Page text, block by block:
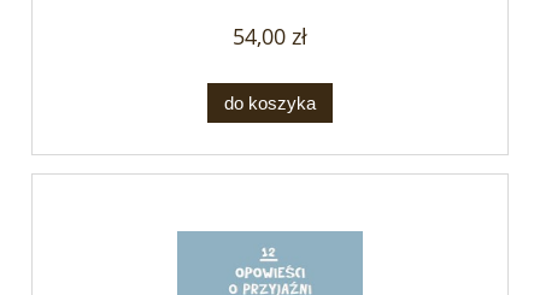
54,00 zł
do koszyka